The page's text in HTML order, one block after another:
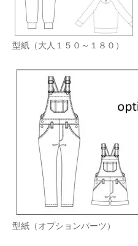
型紙（大人１５０～１８０）
型紙（オプションパーツ）